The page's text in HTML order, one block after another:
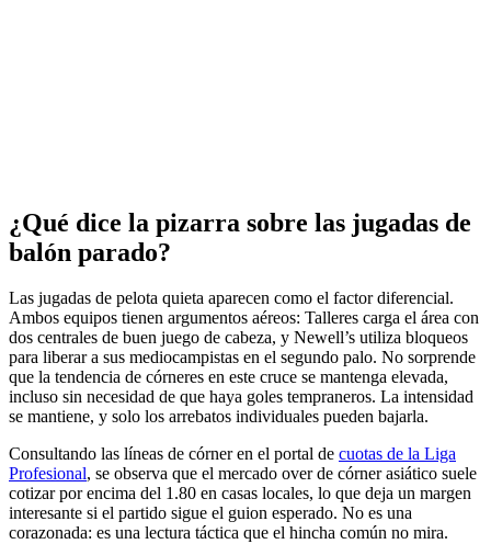
¿Qué dice la pizarra sobre las jugadas de
balón parado?
Las jugadas de pelota quieta aparecen como el factor diferencial.
Ambos equipos tienen argumentos aéreos: Talleres carga el área con
dos centrales de buen juego de cabeza, y Newell’s utiliza bloqueos
para liberar a sus mediocampistas en el segundo palo. No sorprende
que la tendencia de córneres en este cruce se mantenga elevada,
incluso sin necesidad de que haya goles tempraneros. La intensidad
se mantiene, y solo los arrebatos individuales pueden bajarla.
Consultando las líneas de córner en el portal de cuotas de la Liga
Profesional, se observa que el mercado over de córner asiático suele
cotizar por encima del 1.80 en casas locales, lo que deja un margen
interesante si el partido sigue el guion esperado. No es una
corazonada: es una lectura táctica que el hincha común no mira.